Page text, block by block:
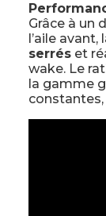
Grâce à un
l’aile
serréset
wake. Le
la gamme